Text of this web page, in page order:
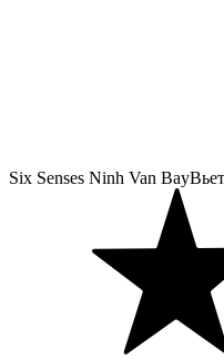
Six Senses Ninh Van Bay